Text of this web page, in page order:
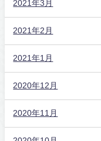
2021年3月
2021年2月
2021年1月
2020年12月
2020年11月